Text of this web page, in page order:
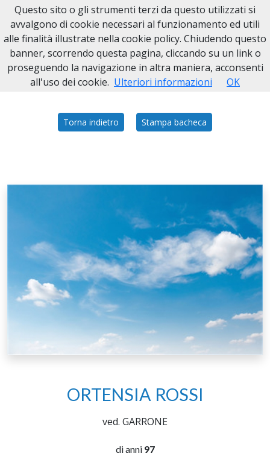
Necrologi Asti
Home Italia AT Grana ORTENSIA ROSSI
Torna indietro Stampa bacheca
ORTENSIA ROSSI
ved. GARRONE
di anni 97
Questo sito o gli strumenti terzi da questo utilizzati si
avvalgono di cookie necessari al funzionamento ed utili
alle finalità illustrate nella cookie policy. Chiudendo questo
banner, scorrendo questa pagina, cliccando su un link o
proseguendo la navigazione in altra maniera, acconsenti
all'uso dei cookie. Ulteriori informazioni OK